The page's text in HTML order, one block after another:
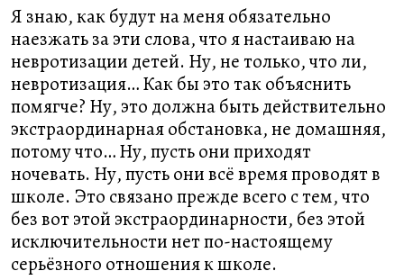
Я знаю, как будут на меня обязательно
наезжать за эти слова, что я настаиваю на
невротизации детей. Ну, не только, что ли,
невротизация… Как бы это так объяснить
помягче? Ну, это должна быть действительно
экстраординарная обстановка, не домашняя,
потому что… Ну, пусть они приходят
ночевать. Ну, пусть они всё время проводят в
школе. Это связано прежде всего с тем, что
без вот этой экстраординарности, без этой
исключительности нет по-настоящему
серьёзного отношения к школе.